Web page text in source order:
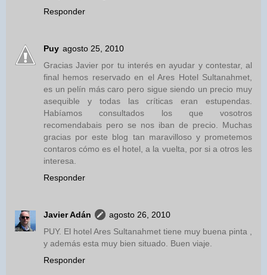
Responder
Puy agosto 25, 2010
Gracias Javier por tu interés en ayudar y contestar, al
final hemos reservado en el Ares Hotel Sultanahmet,
es un pelín más caro pero sigue siendo un precio muy
asequible y todas las críticas eran estupendas.
Habíamos consultados los que vosotros
recomendabais pero se nos iban de precio. Muchas
gracias por este blog tan maravilloso y prometemos
contaros cómo es el hotel, a la vuelta, por si a otros les
interesa.
Responder
Javier Adán
agosto 26, 2010
PUY. El hotel Ares Sultanahmet tiene muy buena pinta ,
y además esta muy bien situado. Buen viaje.
Responder